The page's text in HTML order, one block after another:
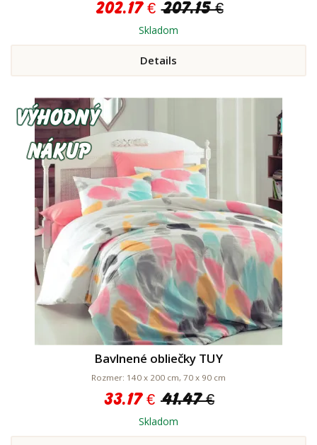
202.17 € 207.15 €
Skladom
Details
Bavlnené obliečky TUY
Rozmer: 140 x 200 cm, 70 x 90 cm
33.17 € 41.47 €
Skladom